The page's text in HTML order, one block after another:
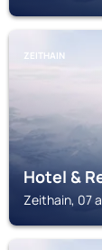
ZEITHAIN
Hotel &
Zeithain, 07